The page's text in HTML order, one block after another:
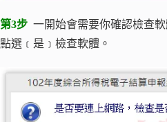
第3步 一開始會需要你確認檢查
點選﹝是﹞檢查軟體。